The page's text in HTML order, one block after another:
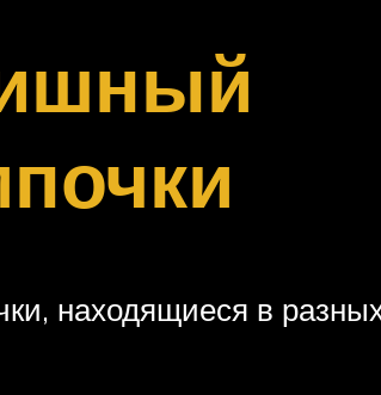
находящиеся в